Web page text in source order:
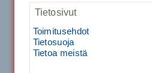
40883 Harjasosa
Tietosivut
Toimitusehdot
Tietosuoja
Tietoa meistä